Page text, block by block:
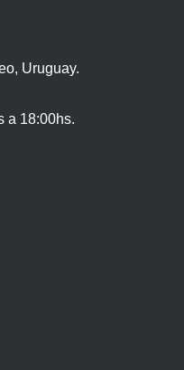
Uruguay.
a 18:00hs.